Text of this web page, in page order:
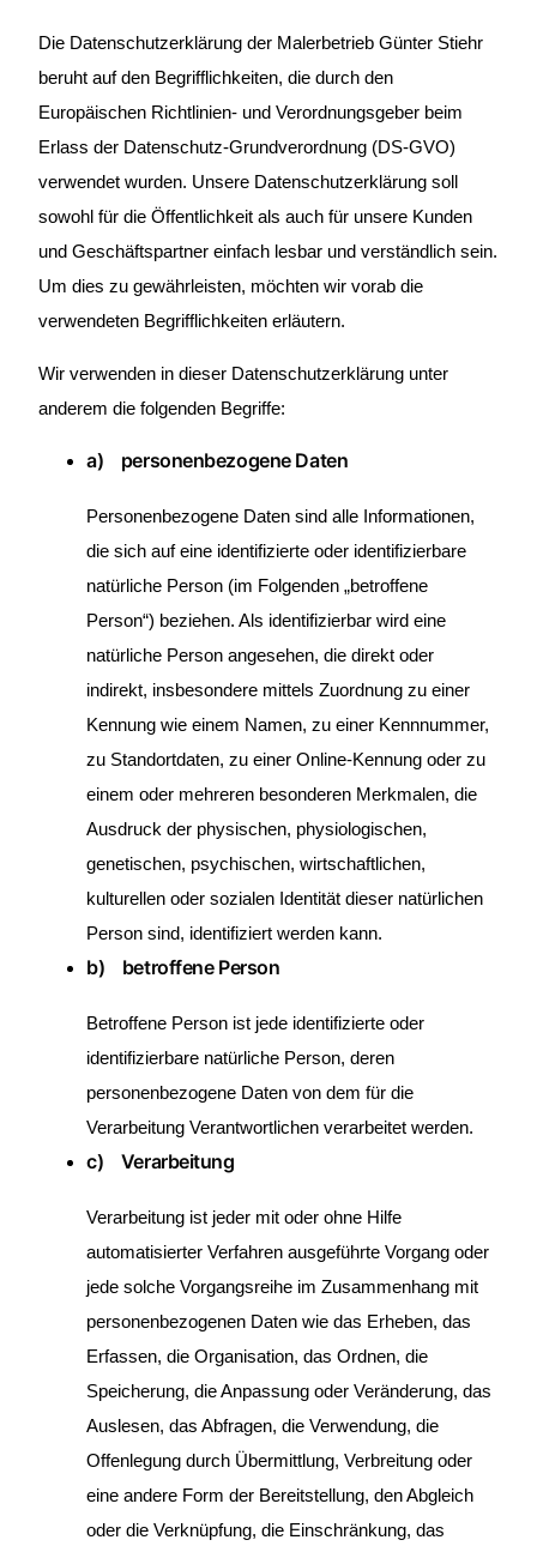
Die Datenschutzerklärung der Malerbetrieb Günter Stiehr
beruht auf den Begrifflichkeiten, die durch den
Europäischen Richtlinien- und Verordnungsgeber beim
Erlass der Datenschutz-Grundverordnung (DS-GVO)
verwendet wurden. Unsere Datenschutzerklärung soll
sowohl für die Öffentlichkeit als auch für unsere Kunden
und Geschäftspartner einfach lesbar und verständlich sein.
Um dies zu gewährleisten, möchten wir vorab die
verwendeten Begrifflichkeiten erläutern.
Wir verwenden in dieser Datenschutzerklärung unter
anderem die folgenden Begriffe:
a) personenbezogene Daten
Personenbezogene Daten sind alle Informationen,
die sich auf eine identifizierte oder identifizierbare
natürliche Person (im Folgenden „betroffene
Person“) beziehen. Als identifizierbar wird eine
natürliche Person angesehen, die direkt oder
indirekt, insbesondere mittels Zuordnung zu einer
Kennung wie einem Namen, zu einer Kennnummer,
zu Standortdaten, zu einer Online-Kennung oder zu
einem oder mehreren besonderen Merkmalen, die
Ausdruck der physischen, physiologischen,
genetischen, psychischen, wirtschaftlichen,
kulturellen oder sozialen Identität dieser natürlichen
Person sind, identifiziert werden kann.
b) betroffene Person
Betroffene Person ist jede identifizierte oder
identifizierbare natürliche Person, deren
personenbezogene Daten von dem für die
Verarbeitung Verantwortlichen verarbeitet werden.
c) Verarbeitung
Verarbeitung ist jeder mit oder ohne Hilfe
automatisierter Verfahren ausgeführte Vorgang oder
jede solche Vorgangsreihe im Zusammenhang mit
personenbezogenen Daten wie das Erheben, das
Erfassen, die Organisation, das Ordnen, die
Speicherung, die Anpassung oder Veränderung, das
Auslesen, das Abfragen, die Verwendung, die
Offenlegung durch Übermittlung, Verbreitung oder
eine andere Form der Bereitstellung, den Abgleich
oder die Verknüpfung, die Einschränkung, das